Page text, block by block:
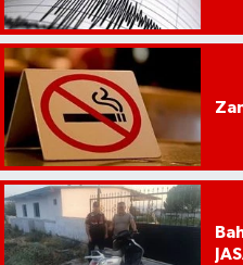
DENİZLİ
İZMİR
KÜTAHYA
MANİSA
MUĞLA